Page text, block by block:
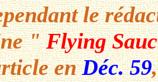
le
"Flying
enDéc. 59